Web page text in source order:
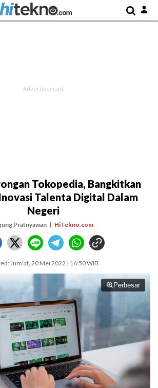
Tokopedia, Bangkitkan
Talenta Digital Dalam
Negeri
Pratnyawan HiTekno.com
Jum'at, 20 Mei 2022 | 16:50 WIB
Perbesar